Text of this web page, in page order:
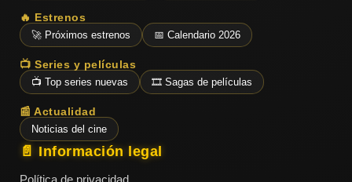
🔥 Estrenos
🚀 Próximos estrenos 📅 Calendario 2026
📺 Series y películas
📺 Top series nuevas 🎞️ Sagas de películas
📰 Actualidad
Noticias del cine
📄 Información legal